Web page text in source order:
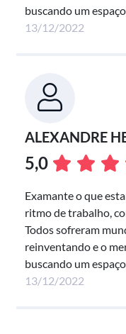
buscando um
13/12/2022
ALEXANDRE
5,0
Examante o que
ritmo de trabalho,
Todos sofreram
reinventando e o
buscando um
13/12/2022